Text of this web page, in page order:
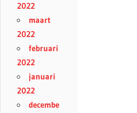
2022
maart
2022
februari
2022
januari
2022
decembe